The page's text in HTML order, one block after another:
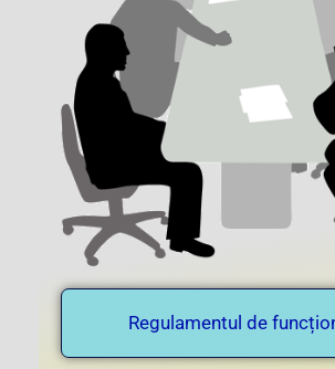
Regulamentul de